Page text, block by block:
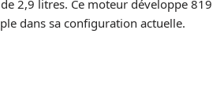
2,9 litres. Ce moteur développe 819
dans sa configuration actuelle.